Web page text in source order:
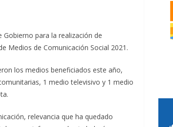
para la realización de
Medios de Comunicación Social 2021.
los medios beneficiados este año,
1 medio televisivo y 1 medio
relevancia que ha quedado